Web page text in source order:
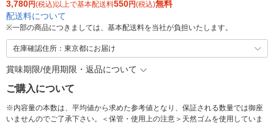
3,780円(税込)以上で基本配送料550円(税込)無料
配送料について
※一部の商品につきましては、基本配送料を当社が負担いたします。
在庫確認住所：東京都にお届け
賞味期限/使用期限・返品について
ご購入について
※内容量の本数は、平均値から求めた参考値となり、保証される数量では御座
いませんのでご了承下さい。＜保管・使用上の注意＞天然ゴムを使用していま